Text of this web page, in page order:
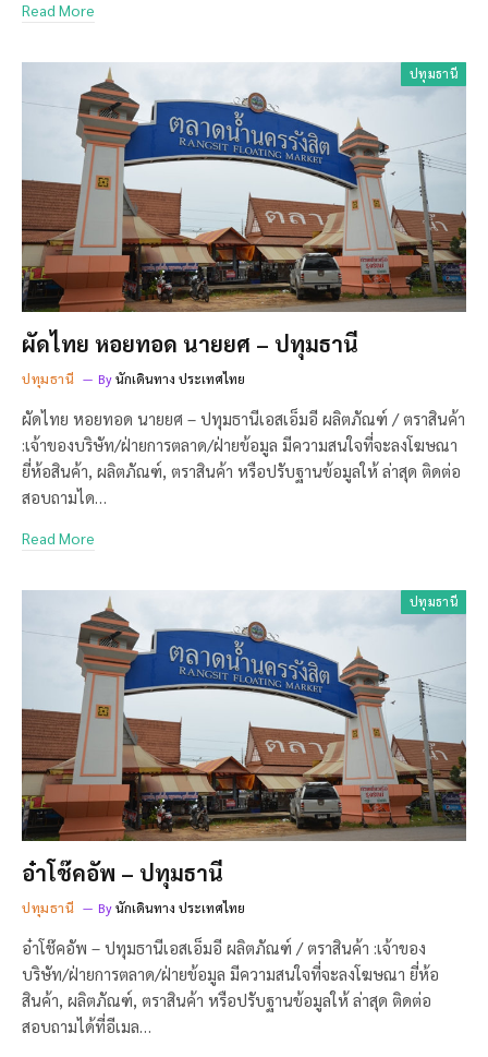
Read More
ปทุมธานี
ผัดไทย หอยทอด นายยศ – ปทุมธานี
ปทุมธานี By นักเดินทาง ประเทศไทย
ผัดไทย หอยทอด นายยศ – ปทุมธานีเอสเอ็มอี ผลิตภัณฑ์ / ตราสินค้า
:เจ้าของบริษัท/ฝ่ายการตลาด/ฝ่ายข้อมูล มีความสนใจที่จะลงโฆษณา
ยี่ห้อสินค้า, ผลิตภัณฑ์, ตราสินค้า หรือปรับฐานข้อมูลให้ ล่าสุด ติดต่อ
สอบถามได…
Read More
ปทุมธานี
อ๋าโช๊คอัพ – ปทุมธานี
ปทุมธานี By นักเดินทาง ประเทศไทย
อ๋าโช๊คอัพ – ปทุมธานีเอสเอ็มอี ผลิตภัณฑ์ / ตราสินค้า :เจ้าของ
บริษัท/ฝ่ายการตลาด/ฝ่ายข้อมูล มีความสนใจที่จะลงโฆษณา ยี่ห้อ
สินค้า, ผลิตภัณฑ์, ตราสินค้า หรือปรับฐานข้อมูลให้ ล่าสุด ติดต่อ
สอบถามได้ที่อีเมล…